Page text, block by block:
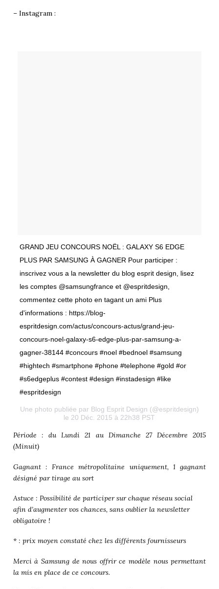
– Instagram :
GRAND JEU CONCOURS NOËL : GALAXY S6 EDGE
PLUS PAR SAMSUNG À GAGNER Pour participer :
inscrivez vous a la newsletter du blog esprit design, lisez
les comptes @samsungfrance et @espritdesign,
commentez cette photo en tagant un ami Plus
d'informations : https://blog-
espritdesign.com/actus/concours-actus/grand-jeu-
concours-noel-galaxy-s6-edge-plus-par-samsung-a-
gagner-38144 #concours #noel #bednoel #samsung
#hightech #smartphone #phone #telephone #gold #or
#s6edgeplus #contest #design #instadesign #like
#espritdesign
Une photo publiée par Blog Esprit Design (@espritdesign)
le 20 Déc. 2015 à 22h38 PST
Période : du Lundi 21 au Dimanche 27 Décembre 2015
(Minuit)
Gagnant : France métropolitaine uniquement, 1 gagnant
désigné par tirage au sort
Astuce : Possibilité de participer sur chaque réseau social
afin d’augmenter vos chances, sans oublier la newsletter
obligatoire !
* : prix moyen constaté chez les différents fournisseurs
Merci à Samsung de nous offrir ce modèle nous permettant
la mis en place de ce concours.